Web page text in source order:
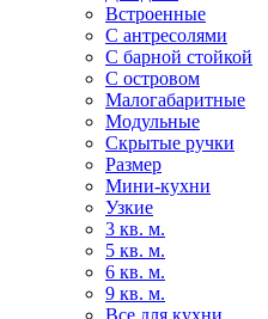
Встроенные
С антресолями
С барной стойкой
С островом
Малогабаритные
Модульные
Скрытые ручки
Размер
Мини-кухни
Узкие
3 кв. м.
5 кв. м.
6 кв. м.
9 кв. м.
Все для кухни